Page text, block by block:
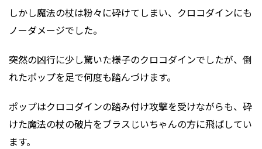
しかし魔法の杖は粉々に砕けてしまい、クロコダインにも
ノーダメージでした。
突然の凶行に少し驚いた様子のクロコダインでしたが、倒
れたポップを足で何度も踏んづけます。
ポップはクロコダインの踏み付け攻撃を受けながらも、砕
けた魔法の杖の破片をブラスじいちゃんの方に飛ばしてい
ます。